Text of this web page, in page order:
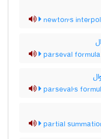
newton's
parseval formula
parseval's
partial